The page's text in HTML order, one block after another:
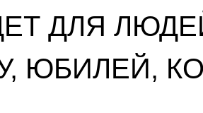
ДЛЯ
ЮБИЛЕЙ,